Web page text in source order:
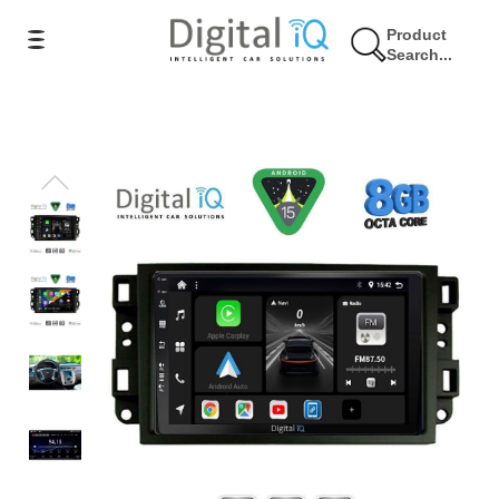
Product
Search...
10% Έκπτωση